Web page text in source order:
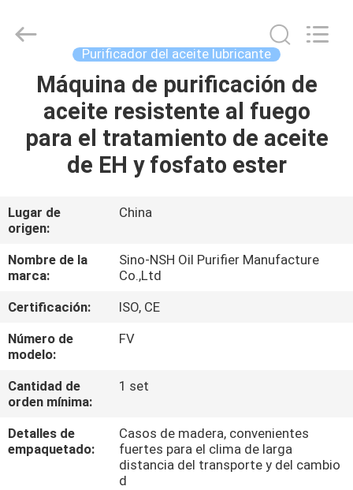
HOGAR
PRODUCTOS
NOSOTROS
VIAJE
DE
LA
FÁBRICA
CONTROL
CALIDAD
Purifier
Manufacture
Purificador del aceite lubricante
Máquina de purificación de
aceite resistente al fuego
para el tratamiento de aceite
de EH y fosfato ester
Lugar de
origen:
China
Nombre de la
marca:
Sino-NSH Oil Purifier Manufacture
Co.,Ltd
Certificación:
ISO, CE
Número de
modelo:
FV
Cantidad de
orden mínima:
1 set
Detalles de
empaquetado:
Casos de madera, convenientes
fuertes para el clima de larga
distancia del transporte y del cambio
d